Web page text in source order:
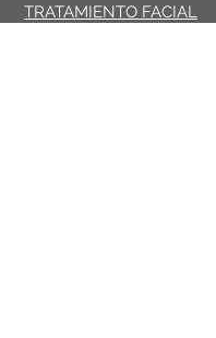
TRATAMIENTO FACIAL